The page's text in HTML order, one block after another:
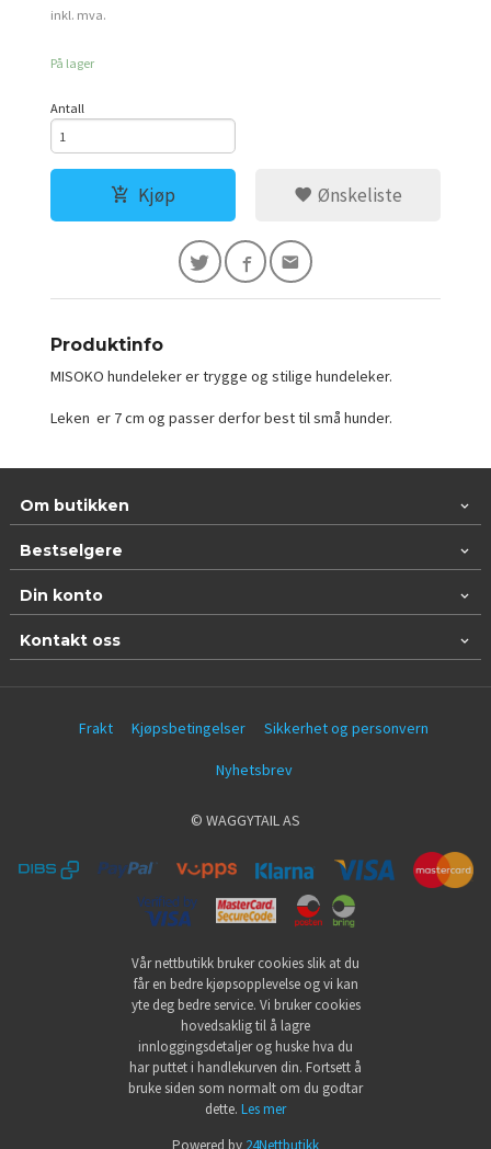
inkl. mva.
På lager
Antall
Kjøp Ønskeliste
Produktinfo
MISOKO hundeleker er trygge og stilige hundeleker.
Leken er 7 cm og passer derfor best til små hunder.
Om butikken
Bestselgere
Din konto
Kontakt oss
Frakt Kjøpsbetingelser Sikkerhet og personvern
Nyhetsbrev
© WAGGYTAIL AS
Vår nettbutikk bruker cookies slik at du
får en bedre kjøpsopplevelse og vi kan
yte deg bedre service. Vi bruker cookies
hovedsaklig til å lagre
innloggingsdetaljer og huske hva du
har puttet i handlekurven din. Fortsett å
bruke siden som normalt om du godtar
dette. Les mer
Powered by 24Nettbutikk